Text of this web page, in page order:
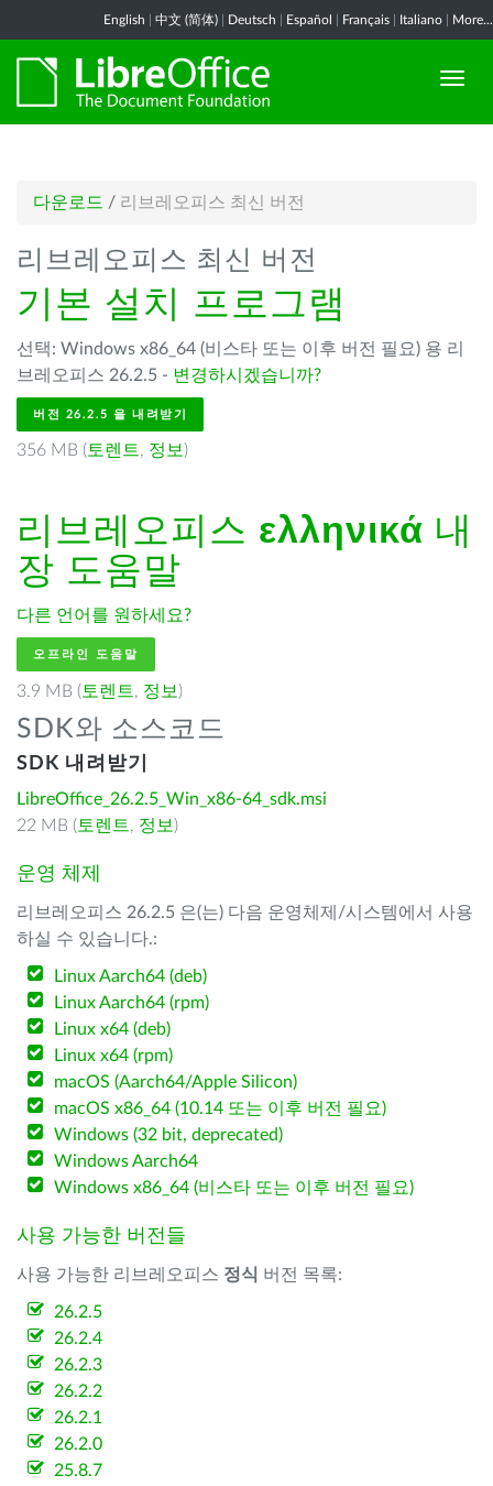
English 中文 (简体) Deutsch Español Français Italiano More...
다운로드 / 리브레오피스 최신 버전
리브레오피스 최신 버전
기본 설치 프로그램
선택: Windows x86_64 (비스타 또는 이후 버전 필요) 용 리
브레오피스 26.2.5 - 변경하시겠습니까?
버전 26.2.5 을 내려받기
356 MB ( 토렌트, 정보 )
리브레오피스 ελληνικά 내
장 도움말
다른 언어를 원하세요?
오프라인 도움말
3.9 MB ( 토렌트, 정보 )
SDK와 소스코드
SDK 내려받기
LibreOffice_26.2.5_Win_x86-64_sdk.msi
22 MB ( 토렌트, 정보 )
운영 체제
리브레오피스 26.2.5 은(는) 다음 운영체제/시스템에서 사용
하실 수 있습니다.:
Linux Aarch64 (deb)
Linux Aarch64 (rpm)
Linux x64 (deb)
Linux x64 (rpm)
macOS (Aarch64/Apple Silicon)
macOS x86_64 (10.14 또는 이후 버전 필요)
Windows (32 bit, deprecated)
Windows Aarch64
Windows x86_64 (비스타 또는 이후 버전 필요)
사용 가능한 버전들
사용 가능한 리브레오피스 정식 버전 목록:
26.2.5
26.2.4
26.2.3
26.2.2
26.2.1
26.2.0
25.8.7